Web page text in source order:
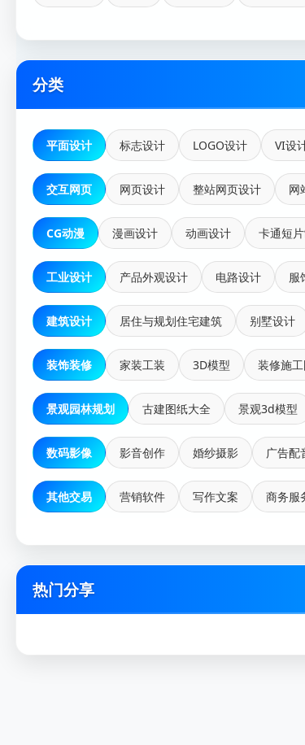
分类
平面设计 标志设计 LOGO设计 VI设
交互网页 网页设计 整站网页设计 网
CG动漫 漫画设计 动画设计 卡通短
工业设计 产品外观设计 电路设计 服
建筑设计 居住与规划住宅建筑 别墅设计
装饰装修 家装工装 3D模型 装修施
景观园林规划 古建图纸大全 景观3d模型
数码影像 影音创作 婚纱摄影 广告配
其他交易 营销软件 写作文案 商务服
热门分享